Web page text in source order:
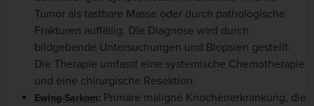
Tumor als tastbare Masse oder durch pathologische
Frakturen auffällig. Die Diagnose wird durch
bildgebende Untersuchungen und Biopsien gestellt.
Die Therapie umfasst eine systemische Chemotherapie
und eine chirurgische Resektion.
Ewing-Sarkom: Primäre maligne Knochenerkrankung, die